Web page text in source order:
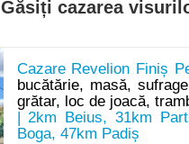
Găsiți cazarea
Cazare Revelion Finiș
bucătărie, masă,
grătar, loc de joacă,
| 2km Beius, 31km
Boga, 47km Padiș